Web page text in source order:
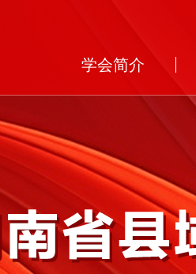
学会简介